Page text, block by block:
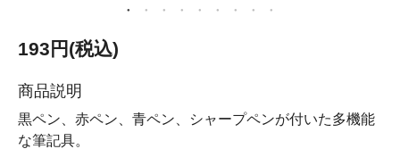
193円(税込)
商品説明
黒ペン、赤ペン、青ペン、シャープペンが付いた多機能
な筆記具。